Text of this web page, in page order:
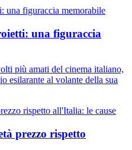
una figuraccia
più amati del cinema italiano,
esilarante al volante della sua
prezzo rispetto